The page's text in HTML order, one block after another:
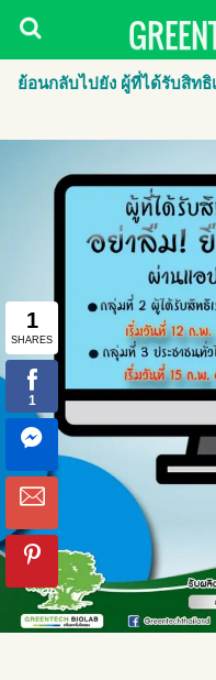
ย้อนกลับไปยัง ผู้ที่ได้รับสิท